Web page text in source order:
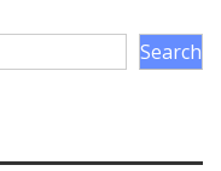
Search